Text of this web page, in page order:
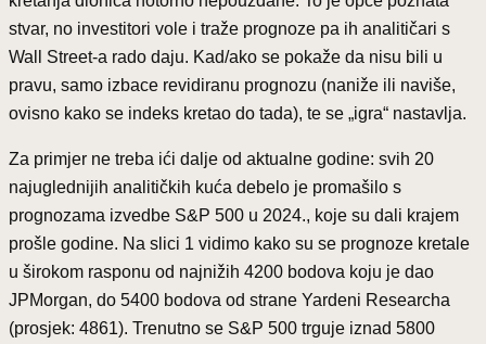
stvar, no investitori vole i traže prognoze pa ih analitičari s
Wall Street-a rado daju. Kad/ako se pokaže da nisu bili u
pravu, samo izbace revidiranu prognozu (naniže ili naviše,
ovisno kako se indeks kretao do tada), te se „igra“ nastavlja.
Za primjer ne treba ići dalje od aktualne godine: svih 20
najuglednijih analitičkih kuća debelo je promašilo s
prognozama izvedbe S&P 500 u 2024., koje su dali krajem
prošle godine. Na slici 1 vidimo kako su se prognoze kretale
u širokom rasponu od najnižih 4200 bodova koju je dao
JPMorgan, do 5400 bodova od strane Yardeni Researcha
(prosjek: 4861). Trenutno se S&P 500 trguje iznad 5800